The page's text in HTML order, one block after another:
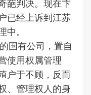
葩判决。现在卞
已经上诉到江苏
中。
国有公司，置自
使用权属管理
户于不顾，反而
、管理权人的身